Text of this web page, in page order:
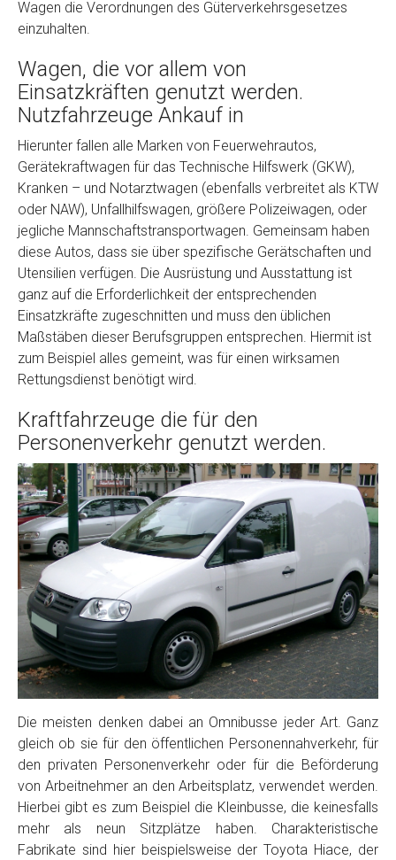
Fertig
Wie viel ist 10+2 ?
Wagen die Verordnungen des Güterverkehrsgesetzes
einzuhalten.
Wagen, die vor allem von
Einsatzkräften genutzt werden.
Nutzfahrzeuge Ankauf in
Hierunter fallen alle Marken von Feuerwehrautos,
Gerätekraftwagen für das Technische Hilfswerk (GKW),
Kranken – und Notarztwagen (ebenfalls verbreitet als KTW
oder NAW), Unfallhilfswagen, größere Polizeiwagen, oder
jegliche Mannschaftstransportwagen. Gemeinsam haben
diese Autos, dass sie über spezifische Gerätschaften und
Utensilien verfügen. Die Ausrüstung und Ausstattung ist
ganz auf die Erforderlichkeit der entsprechenden
Einsatzkräfte zugeschnitten und muss den üblichen
Maßstäben dieser Berufsgruppen entsprechen. Hiermit ist
zum Beispiel alles gemeint, was für einen wirksamen
Rettungsdienst benötigt wird.
Kraftfahrzeuge die für den
Personenverkehr genutzt werden.
Die meisten denken dabei an Omnibusse jeder Art. Ganz
gleich ob sie für den öffentlichen Personennahverkehr, für
den privaten Personenverkehr oder für die Beförderung
von Arbeitnehmer an den Arbeitsplatz, verwendet werden.
Hierbei gibt es zum Beispiel die Kleinbusse, die keinesfalls
mehr als neun Sitzplätze haben. Charakteristische
Fabrikate sind hier beispielsweise der Toyota Hiace, der